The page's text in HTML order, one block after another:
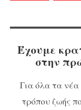
Έχουμε
στην
Για όλα τα νέα
τρόπου ζωής